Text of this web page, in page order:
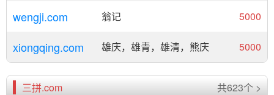
wengji.com 翁记 5000
xiongqing.com 雄庆，雄青，雄清，熊庆 5000
三拼.com 共623个 >